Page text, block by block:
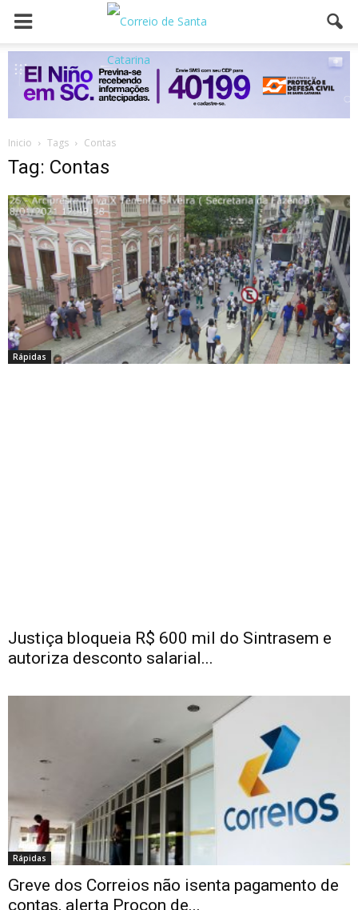
Inicio Tags Contas
Tag: Contas
Rápidas
Justiça bloqueia R$ 600 mil do Sintrasem e
autoriza desconto salarial...
Rápidas
Greve dos Correios não isenta pagamento de
contas, alerta Procon de...